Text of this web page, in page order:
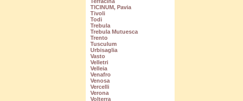
TICINUM, Pavia
Tivoli
Todi
Trebula
Trebula Mutuesca
Trento
Tusculum
Urbisaglia
Vasto
Velletri
Velleia
Venafro
Venosa
Vercelli
Verona
Volterra